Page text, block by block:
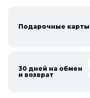
Подарочные карты
30 дней на обмен
и возврат